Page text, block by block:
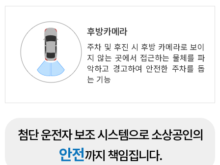
후방카메라
주차 및 후진 시 후방 카메라로 보이
지 않는 곳에서 접근하는 물체를 파
악하고 경고하여 안전한 주차를 돕
는 기능
첨단 운전자 보조 시스템으로 소상공인의
안전까지 책임집니다.